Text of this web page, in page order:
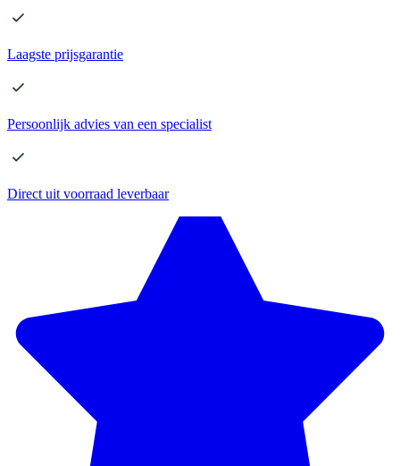
Laagste prijsgarantie
Persoonlijk advies van een specialist
Direct uit voorraad leverbaar